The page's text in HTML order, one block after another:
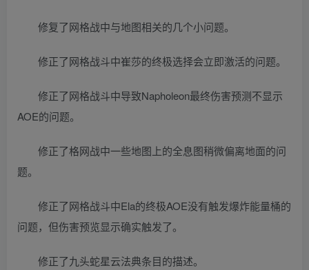
修复了网格战中与地图相关的几个小问题。
修正了网格战斗中崔莎的终极选择会立即激活的问题。
修正了网格战斗中导致Napholeon最终伤害预测不显示
AOE的问题。
修正了格网战中一些地图上的全息图稍微偏离地面的问
题。
修正了网格战斗中Ela的终极AOE没有触发爆炸能量桶的
问题，但伤害预览显示确实触发了。
修正了九头蛇星云法典条目的描述。